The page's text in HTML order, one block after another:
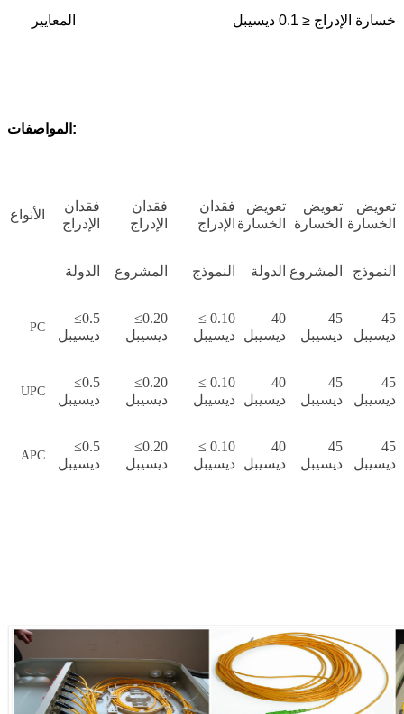
المعايير خسارة الإدراج ≤ 0.1 ديسيبل
المواصفات:
الأنواع
فقدان
الإدراج
فقدان
الإدراج
فقدان
الإدراج
تعويض
الخسارة
تعويض
الخسارة
تعويض
الخسارة
الدولة المشروع النموذج الدولة المشروع النموذج
PC
≤0.5
ديسيبل
≤0.20
ديسيبل
≤ 0.10
ديسيبل
40
ديسيبل
45
ديسيبل
45
ديسيبل
UPC
≤0.5
ديسيبل
≤0.20
ديسيبل
≤ 0.10
ديسيبل
40
ديسيبل
45
ديسيبل
45
ديسيبل
APC
≤0.5
ديسيبل
≤0.20
ديسيبل
≤ 0.10
ديسيبل
40
ديسيبل
45
ديسيبل
45
ديسيبل